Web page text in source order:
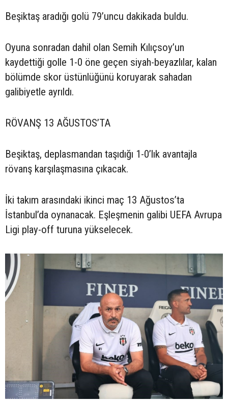
Beşiktaş aradığı golü 79’uncu dakikada buldu.
Oyuna sonradan dahil olan Semih Kılıçsoy’un
kaydettiği golle 1-0 öne geçen siyah-beyazlılar, kalan
bölümde skor üstünlüğünü koruyarak sahadan
galibiyetle ayrıldı.
RÖVANŞ 13 AĞUSTOS’TA
Beşiktaş, deplasmandan taşıdığı 1-0’lık avantajla
rövanş karşılaşmasına çıkacak.
İki takım arasındaki ikinci maç 13 Ağustos’ta
İstanbul’da oynanacak. Eşleşmenin galibi UEFA Avrupa
Ligi play-off turuna yükselecek.